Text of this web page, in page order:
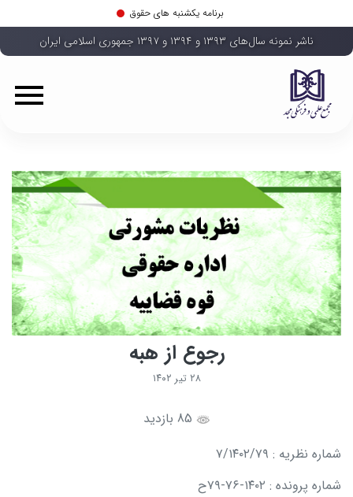
برنامه یکشنبه های حقوق
ناشر نمونه سال‌های ۱۳۹۳ و ۱۳۹۴ و ۱۳۹۷ جمهوری اسلامی ایران
رجوع از هبه
۲۸ تیر ۱۴۰۲
شماره نظریه : ۷/۱۴۰۲/۷۹
شماره پرونده : ۱۴۰۲-۷۶-۷۹ح